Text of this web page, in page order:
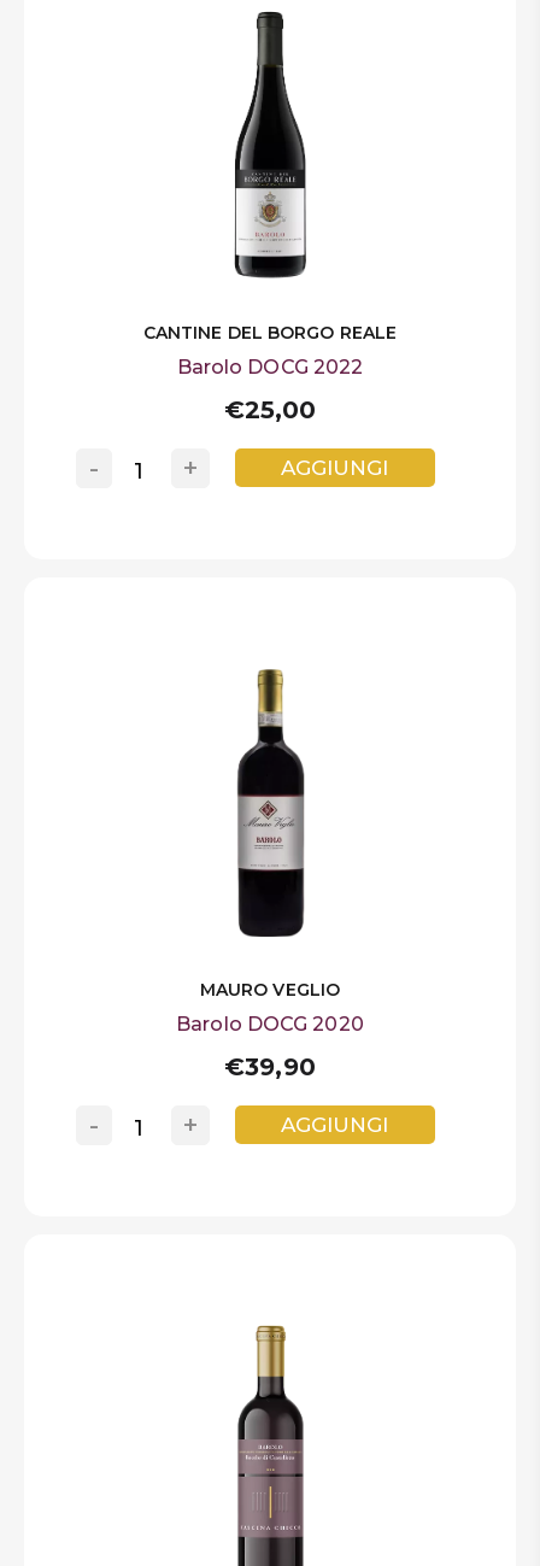
CANTINE DEL BORGO REALE
Barolo DOCG 2022
€25,00
+
- AGGIUNGI
MAURO VEGLIO
Barolo DOCG 2020
€39,90
+
- AGGIUNGI